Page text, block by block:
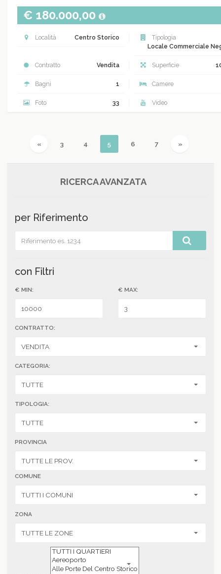
€ 180.000,00
Località Centro Storico
Tipologia
Locale Commerciale
Contratto Vendita Superficie
Bagni 1 Camere
Foto 33 Video
« Previous
3 4 5 (current)
6 7 »
RICERCA AVANZATA
per Riferimento
con Filtri
€ MIN: € MAX:
CONTRATTO:
CATEGORIA:
TIPOLOGIA:
PROVINCIA
COMUNE
ZONA